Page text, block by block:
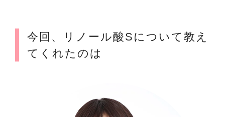
今回、リノール酸Sについて教え
てくれたのは